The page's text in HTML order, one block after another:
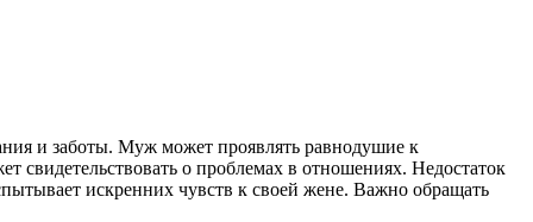
и заботы. Муж может проявлять равнодушие к
свидетельствовать о проблемах в отношениях. Недостаток
искренних чувств к своей жене. Важно обращать